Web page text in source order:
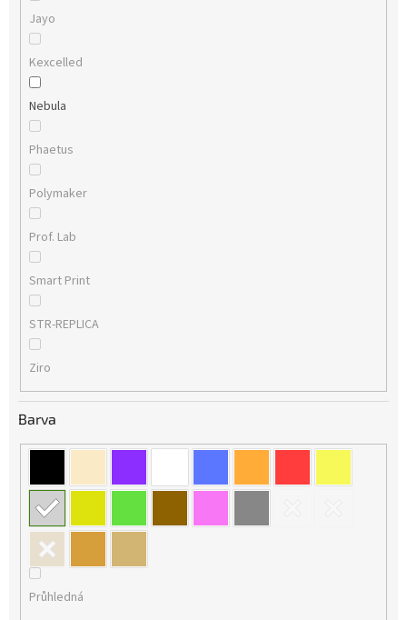
Jayo
Kexcelled
Nebula
Phaetus
Polymaker
Prof. Lab
Smart Print
STR-REPLICA
Ziro
Barva
Průhledná